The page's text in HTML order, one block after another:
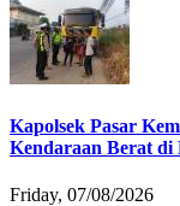
Kapolsek Pasar
Kendaraan Berat di
Friday, 07/08/2026